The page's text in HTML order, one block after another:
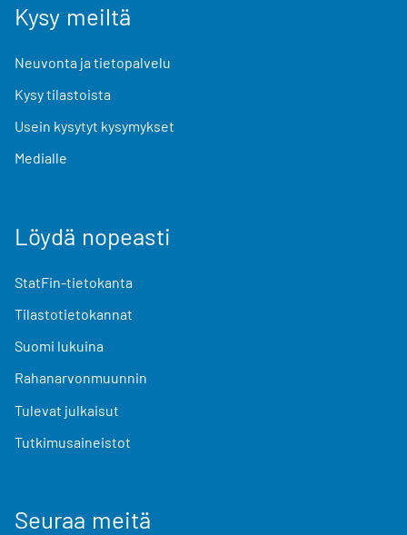
Kysy meiltä
Neuvonta ja tietopalvelu
Kysy tilastoista
Usein kysytyt kysymykset
Medialle
Löydä nopeasti
StatFin-tietokanta
Tilastotietokannat
Suomi lukuina
Rahanarvonmuunnin
Tulevat julkaisut
Tutkimusaineistot
Seuraa meitä